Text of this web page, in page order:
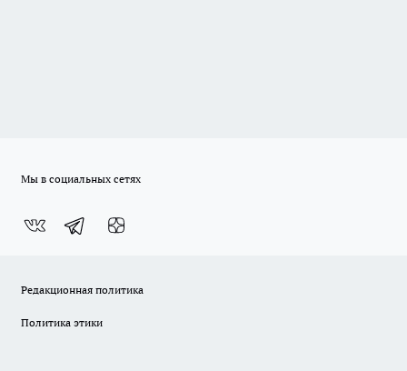
Мы в социальных сетях
Редакционная политика
Политика этики